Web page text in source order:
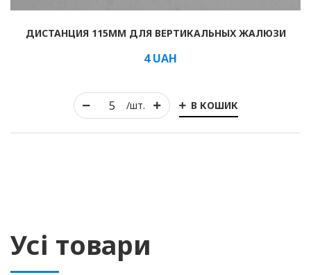
/шт. В КОШИК
ДИСТАНЦИЯ 115ММ ДЛЯ ВЕРТИКАЛЬНЫХ ЖАЛЮЗИ
4UAH
Усі товари